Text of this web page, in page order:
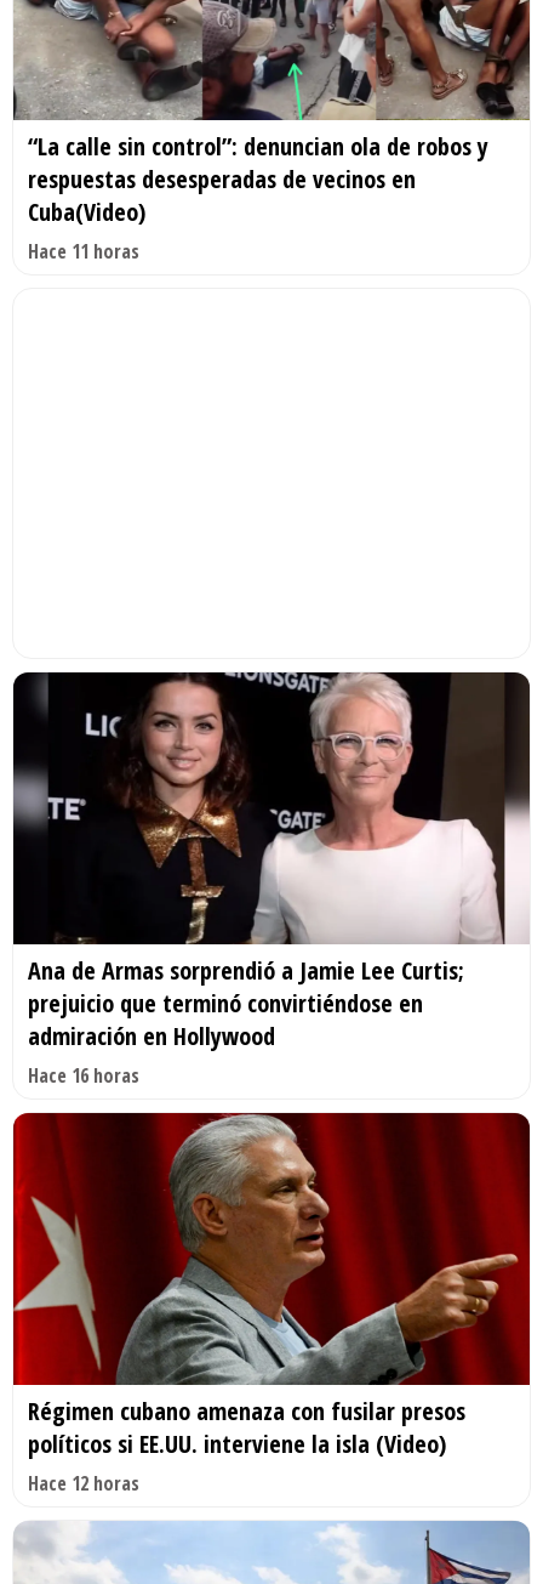
“La calle sin control”: denuncian ola de robos y
respuestas desesperadas de vecinos en
Cuba(Video)
Hace 11 horas
Ana de Armas sorprendió a Jamie Lee Curtis;
prejuicio que terminó convirtiéndose en
admiración en Hollywood
Hace 16 horas
Régimen cubano amenaza con fusilar presos
políticos si EE.UU. interviene la isla (Video)
Hace 12 horas